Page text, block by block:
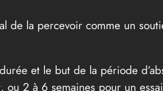
de la percevoir comme un
et le but de la période
2 à 6 semaines pour un